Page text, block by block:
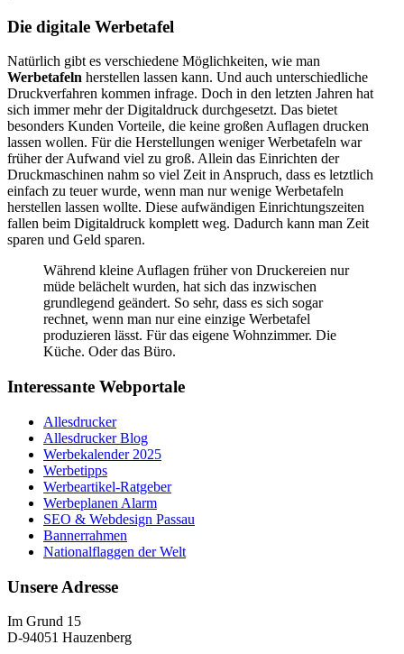
Die digitale Werbetafel
Natürlich gibt es verschiedene Möglichkeiten, wie man
Werbetafeln herstellen lassen kann. Und auch unterschiedliche
Druckverfahren kommen infrage. Doch in den letzten Jahren hat
sich immer mehr der Digitaldruck durchgesetzt. Das bietet
besonders Kunden Vorteile, die keine großen Auflagen drucken
lassen wollen. Für die Herstellungen weniger Werbetafeln war
früher der Aufwand viel zu groß. Allein das Einrichten der
Druckmaschinen nahm so viel Zeit in Anspruch, dass es letztlich
einfach zu teuer wurde, wenn man nur wenige Werbetafeln
herstellen lassen wollte. Diese aufwändigen Einrichtungszeiten
fallen beim Digitaldruck komplett weg. Dadurch kann man Zeit
sparen und Geld sparen.
Während kleine Auflagen früher von Druckereien nur
müde belächelt wurden, hat sich das inzwischen
grundlegend geändert. So sehr, dass es sich sogar
rechnet, wenn man nur eine einzige Werbetafel
produzieren lässt. Für das eigene Wohnzimmer. Die
Küche. Oder das Büro.
Interessante Webportale
Allesdrucker
Allesdrucker Blog
Werbekalender 2025
Werbetipps
Werbeartikel-Ratgeber
Werbeplanen Alarm
SEO & Webdesign Passau
Bannerrahmen
Nationalflaggen der Welt
Unsere Adresse
Im Grund 15
D-94051 Hauzenberg